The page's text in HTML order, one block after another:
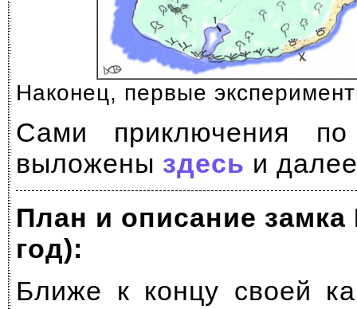
Наконец, первые
Сами приключения
выложены здесь и
План и описание замка
год):
Ближе к концу своей